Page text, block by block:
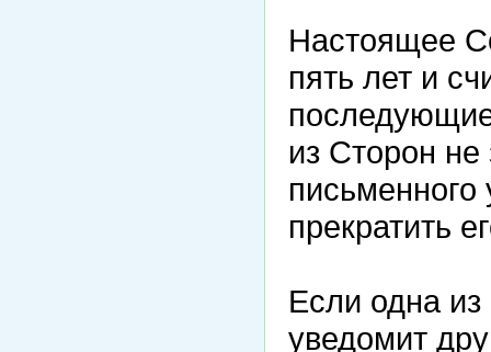
Настоящее
пять лет и
из Сторон не
прекратить
Если одна
уведомит